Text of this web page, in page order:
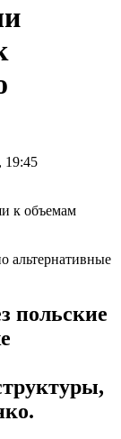
19:45
альтернативные
польские